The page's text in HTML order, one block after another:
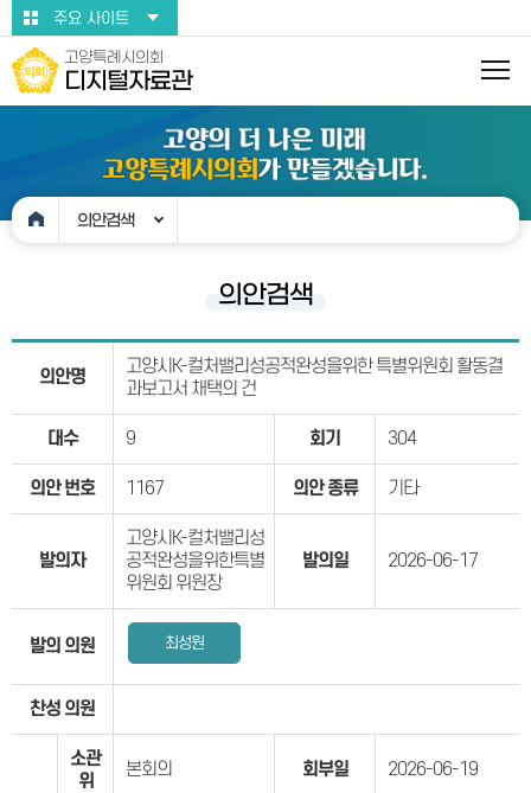
본문바로가기주요 사이트
고양특례시의회
디지털자료관
의안검색
의안검색
의안명
고양시K-컬처밸리성공적완성을위한 특별위원회 활동결
과보고서 채택의 건
대수 9 회기 304
의안 번호 1167 의안 종류 기타
발의자
고양시K-컬처밸리성
공적완성을위한특별
위원회 위원장
발의일 2026-06-17
발의 의원 최성원
찬성 의원
소관
위
본회의 회부일 2026-06-19